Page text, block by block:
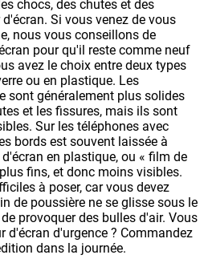
chocs, des chutes et des
Si vous venez de vous
nous vous conseillons de
pour qu'il reste comme neuf
avez le choix entre deux types
ou en plastique. Les
sont généralement plus solides
et les fissures, mais ils sont
Sur les téléphones avec
bords est souvent laissée à
en plastique, ou « film de
fins, et donc moins visibles.
à poser, car vous devez
de poussière ne se glisse sous le
provoquer des bulles d'air. Vous
d'écran d'urgence ? Commandez
dans la journée.